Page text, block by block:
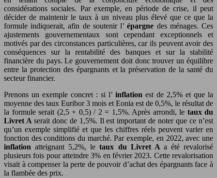
considérations sociales. Par exemple, en période de crise, il peut
décider de maintenir le taux à un niveau plus élevé que ce que la
formule indiquerait, afin de soutenir l’épargne des ménages. Ces
ajustements gouvernementaux sont cependant exceptionnels et
motivés par des circonstances particulières, car ils peuvent avoir des
conséquences sur la rentabilité des banques et sur la stabilité
financière du pays. Le gouvernement doit donc trouver un équilibre
entre la protection des épargnants et la préservation de la santé du
secteur financier.
Prenons un exemple concret : si l’ inflation est de 2,5% et que la
moyenne des taux Euribor 3 mois et Eonia est de 0,5%, le résultat de
la formule serait (2,5 + 0,5) / 2 = 1,5%. Après arrondi, le taux du
Livret A serait donc de 1,5%. Il est important de noter que ce n’est
qu’un exemple simplifié et que les chiffres réels peuvent varier en
fonction des conditions du marché. Par exemple, en 2022, avec une
inflationatteignant 5,2%, letaux du Livret A a été revalorisé
plusieurs fois pour atteindre 3% en février 2023. Cette revalorisation
visait à compenser la perte de pouvoir d’achat des épargnants face à
la flambée des prix.